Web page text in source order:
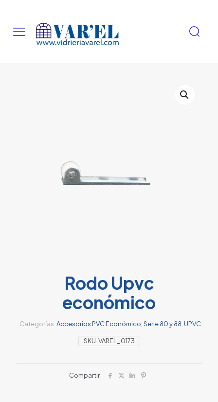
Rodo Upvc
económico
SKU:VAREL_0173
Categorías:Accesorios PVC Económico, Serie 80 y 88 UPVC
Compartir